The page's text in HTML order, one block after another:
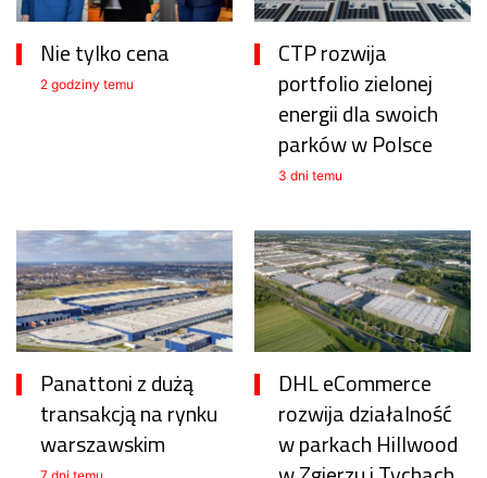
Nie tylko cena
2 godziny temu
CTP rozwija
portfolio zielonej
energii dla swoich
parków w Polsce
3 dni temu
Panattoni z dużą
transakcją na rynku
warszawskim
DHL eCommerce
rozwija działalność
w parkach Hillwood